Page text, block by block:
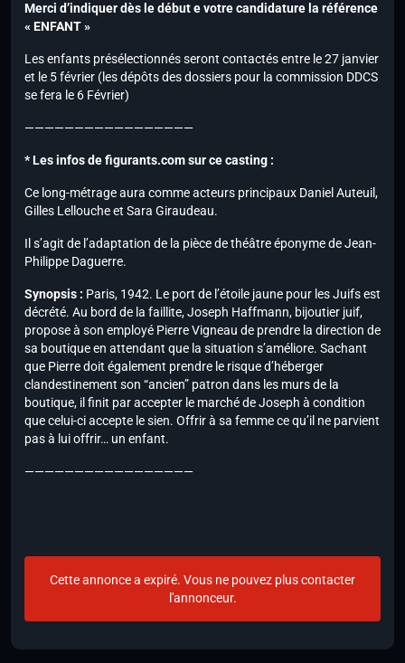
Merci d’indiquer dès le début e votre candidature la référence
« ENFANT »
Les enfants présélectionnés seront contactés entre le 27 janvier
et le 5 février (les dépôts des dossiers pour la commission DDCS
se fera le 6 Février)
—————————————————
* Les infos de figurants.com sur ce casting :
Ce long-métrage aura comme acteurs principaux Daniel Auteuil,
Gilles Lellouche et Sara Giraudeau.
Il s’agit de l’adaptation de la pièce de théâtre éponyme de Jean-
Philippe Daguerre.
Synopsis : Paris, 1942. Le port de l’étoile jaune pour les Juifs est
décrété. Au bord de la faillite, Joseph Haffmann, bijoutier juif,
propose à son employé Pierre Vigneau de prendre la direction de
sa boutique en attendant que la situation s’améliore. Sachant
que Pierre doit également prendre le risque d’héberger
clandestinement son “ancien” patron dans les murs de la
boutique, il finit par accepter le marché de Joseph à condition
que celui-ci accepte le sien. Offrir à sa femme ce qu’il ne parvient
pas à lui offrir… un enfant.
—————————————————
Cette annonce a expiré. Vous ne pouvez plus contacter
l'annonceur.